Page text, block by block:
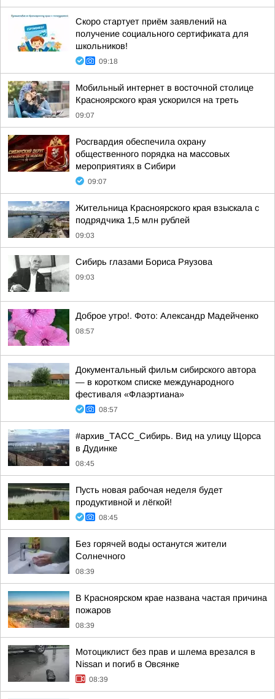
Скоро стартует приём заявлений на
получение социального сертификата для
школьников!
09:18
Мобильный интернет в восточной столице
Красноярского края ускорился на треть
09:07
Росгвардия обеспечила охрану
общественного порядка на массовых
мероприятиях в Сибири
09:07
Жительница Красноярского края взыскала с
подрядчика 1,5 млн рублей
09:03
Сибирь глазами Бориса Ряузова
09:03
Доброе утро!. Фото: Александр Мадейченко
08:57
Документальный фильм сибирского автора
— в коротком списке международного
фестиваля «Флаэртиана»
08:57
#архив_ТАСС_Сибирь. Вид на улицу Щорса
в Дудинке
08:45
Пусть новая рабочая неделя будет
продуктивной и лёгкой!
08:45
Без горячей воды останутся жители
Солнечного
08:39
В Красноярском крае названа частая причина
пожаров
08:39
Мотоциклист без прав и шлема врезался в
Nissan и погиб в Овсянке
08:39